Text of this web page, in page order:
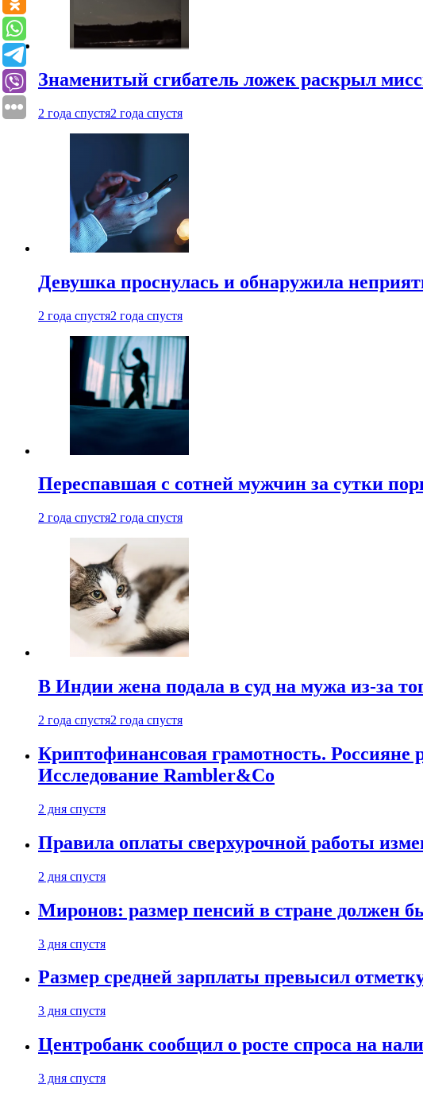
Знаменитый сгибатель ложек раскрыл
2 года спустя2 года спустя
Девушка проснулась и обнаружила
2 года спустя2 года спустя
Переспавшая с сотней мужчин за сутки
2 года спустя2 года спустя
В Индии жена подала в суд на мужа из-за
2 года спустя2 года спустя
Криптофинансовая грамотность. Россияне
Исследование Rambler&Co
2 дня спустя
Правила оплаты сверхурочной работы
2 дня спустя
Миронов: размер пенсий в стране должен
3 дня спустя
Размер средней зарплаты превысил
3 дня спустя
Центробанк сообщил о росте спроса на
3 дня спустя